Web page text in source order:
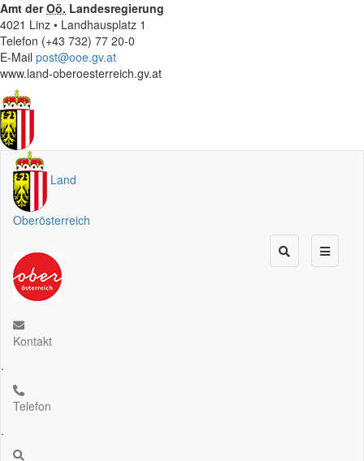
Amt derOö. Landesregierung
4021 Linz • Landhausplatz 1
Telefon (+43 732) 77 20-0
E-Mail post@ooe.gv.at
www.land-oberoesterreich.gv.at
Land
Oberösterreich
Kontakt
.
Telefon
.